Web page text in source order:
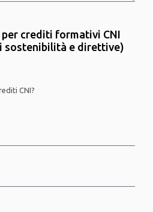
crediti formativi CNI
sostenibilità e direttive)
CNI?